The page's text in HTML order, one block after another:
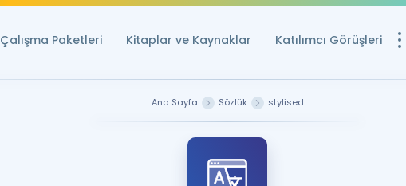
Çalışma Paketleri Kitaplar ve Kaynaklar Katılımcı Görüşleri
Ana Sayfa Sözlük stylised